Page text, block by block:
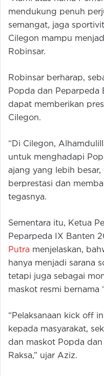
mendukung penuh
semangat, jaga
Cilegon mampu
Robinsar.
Robinsar berharap,
Popda dan Peparpeda
dapat memberikan
Cilegon.
“Di Cilegon,
untuk menghadapi
ajang yang lebih besar,
berprestasi dan
tegasnya.
Sementara itu, Ketua
Peparpeda IX Banten
Putra menjelaskan,
hanya menjadi sarana
tetapi juga sebagai
maskot resmi bernama
“Pelaksanaan kick off
kepada masyarakat,
dan maskot Popda
Raksa,” ujar Aziz.